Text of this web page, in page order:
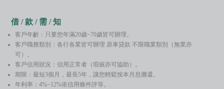
借 / 款 / 需 / 知
客戶年齡：只要您年滿20歲~70歲皆可辦理。
客戶職務類別：各行各業皆可辦理 原車貸款 不限職業類別（無業亦
可）。
客戶信用狀況：信用正常者（瑕疵亦可協助）。
期限：最短3個月，最長5年，讓您輕鬆按本月息攤還。
年利率：4%~12%依信用條件評等。.